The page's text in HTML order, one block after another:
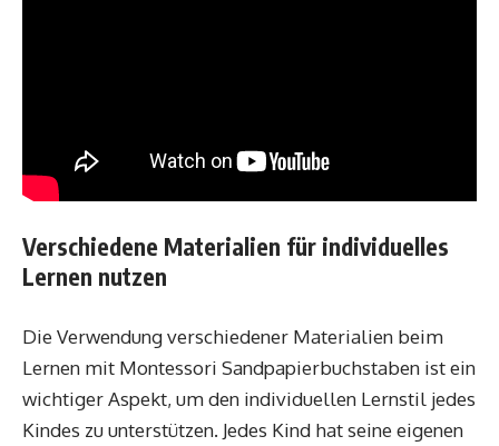
Verschiedene Materialien für individuelles
Lernen nutzen
Die Verwendung verschiedener Materialien beim
Lernen mit Montessori Sandpapierbuchstaben ist ein
wichtiger Aspekt, um den individuellen Lernstil jedes
Kindes zu unterstützen. Jedes Kind hat seine eigenen